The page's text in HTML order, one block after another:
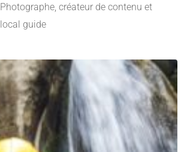
Photographe, créateur de contenu et
local guide